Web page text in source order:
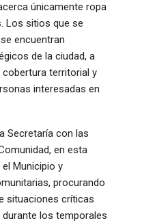
únicamente ropa
Los sitios que se
encuentran
de la ciudad, a
territorial y
interesadas en
Secretaría con las
en esta
Municipio y
procurando
situaciones críticas
los temporales